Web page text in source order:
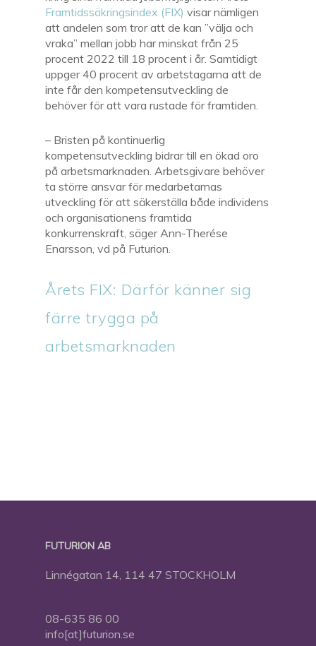
Framtidssäkringsindex (FIX) visar nämligen
att andelen som tror att de kan ”välja och
vraka” mellan jobb har minskat från 25
procent 2022 till 18 procent i år. Samtidigt
uppger 40 procent av arbetstagarna att de
inte får den kompetensutveckling de
behöver för att vara rustade för framtiden.
– Bristen på kontinuerlig
kompetensutveckling bidrar till en ökad oro
på arbetsmarknaden. Arbetsgivare behöver
ta större ansvar för medarbetarnas
utveckling för att säkerställa både individens
och organisationens framtida
konkurrenskraft, säger Ann-Therése
Enarsson, vd på Futurion.
Årets FIX: Därför känner sig
färre trygga på
arbetsmarknaden
FUTURION AB
Linnégatan 14, 114 47 STOCKHOLM
08-635 86 00
info[at]futurion.se